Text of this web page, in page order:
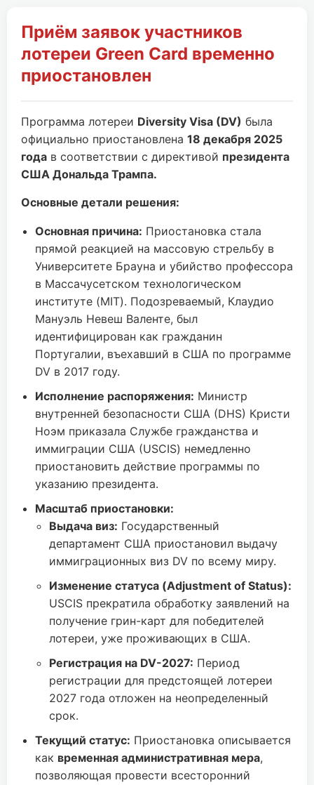
Приём заявок участников
лотереи Green Card временно
приостановлен
Программа лотереи Diversity Visa (DV) была
официально приостановлена 18 декабря 2025
года в соответствии с директивой президента
США Дональда Трампа.
Основные детали решения:
Основная причина: Приостановка стала
прямой реакцией на массовую стрельбу в
Университете Брауна и убийство профессора
в Массачусетском технологическом
институте (MIT). Подозреваемый, Клаудио
Мануэль Невеш Валенте, был
идентифицирован как гражданин
Португалии, въехавший в США по программе
DV в 2017 году.
Исполнение распоряжения: Министр
внутренней безопасности США (DHS) Кристи
Ноэм приказала Службе гражданства и
иммиграции США (USCIS) немедленно
приостановить действие программы по
указанию президента.
Масштаб приостановки:
Выдача виз: Государственный
департамент США приостановил выдачу
иммиграционных виз DV по всему миру.
Изменение статуса (Adjustment of Status):
USCIS прекратила обработку заявлений на
получение грин-карт для победителей
лотереи, уже проживающих в США.
Регистрация на DV-2027: Период
регистрации для предстоящей лотереи
2027 года отложен на неопределенный
срок.
Текущий статус: Приостановка описывается
как временная административная мера,
позволяющая провести всесторонний